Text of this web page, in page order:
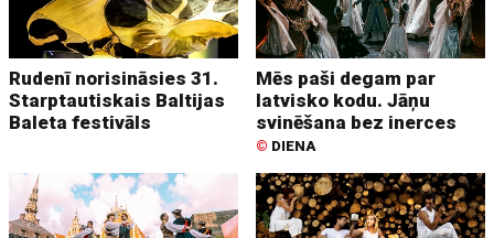
Rudenī norisināsies 31.
Starptautiskais Baltijas
Baleta festivāls
Mēs paši degam par
latvisko kodu. Jāņu
svinēšana bez inerces
© DIENA